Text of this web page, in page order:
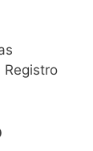
Registro